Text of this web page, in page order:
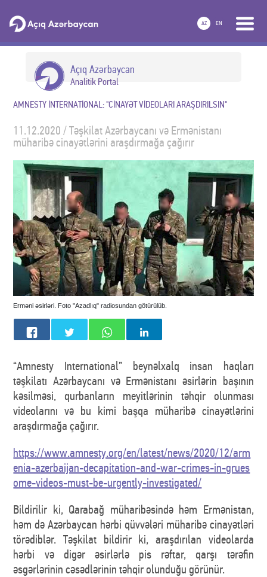
AZ EN
Açıq Azərbaycan
Analitik Portal
AMNESTY İNTERNATİONAL: "CİNAYƏT VİDEOLARI ARAŞDIRILSIN"
11.12.2020 / Təşkilat Azərbaycanı və Ermənistanı
müharibə cinayətlərini araşdırmağa çağırır
Erməni əsirləri. Foto "Azadlıq" radiosundan götürülüb.
“Amnesty International” beynəlxalq insan haqları
təşkilatı Azərbaycanı və Ermənistanı əsirlərin başının
kəsilməsi, qurbanların meyitlərinin təhqir olunması
videolarını və bu kimi başqa müharibə cinayətlərini
araşdırmağa çağırır.
https://www.amnesty.org/en/latest/news/2020/12/arm
enia-azerbaijan-decapitation-and-war-crimes-in-grues
ome-videos-must-be-urgently-investigated/
Bildirilir ki, Qarabağ müharibəsində həm Ermənistan,
həm də Azərbaycan hərbi qüvvələri müharibə cinayətləri
törədiblər. Təşkilat bildirir ki, araşdırılan videolarda
hərbi və digər əsirlərlə pis rəftar, qarşı tərəfin
əsgərlərinin cəsədlərinin təhqir olunduğu görünür.